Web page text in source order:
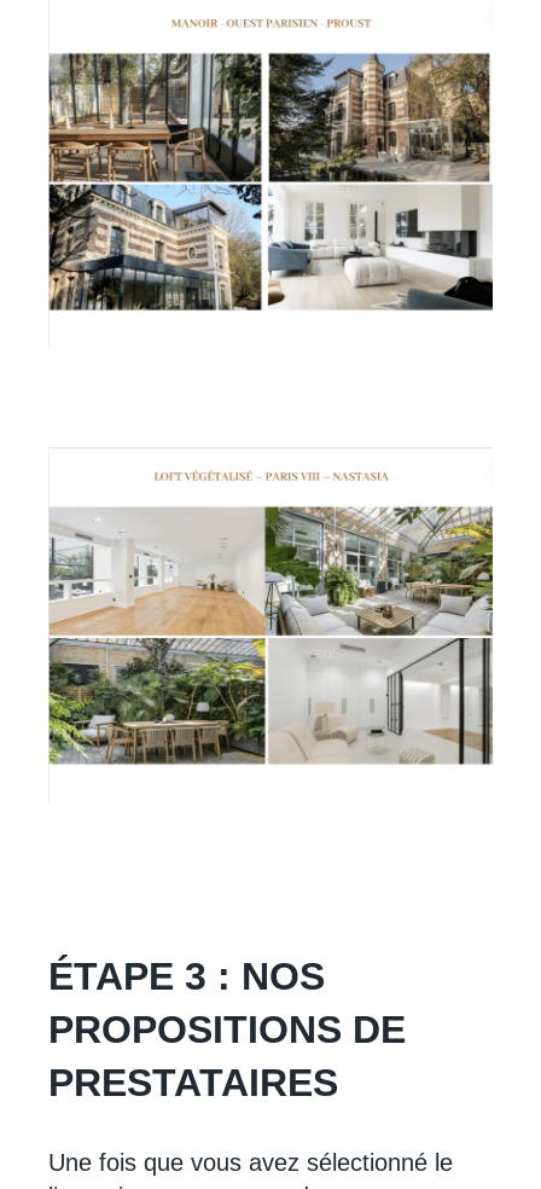
ÉTAPE 3 : NOS
PROPOSITIONS DE
PRESTATAIRES
Une fois que vous avez sélectionné le